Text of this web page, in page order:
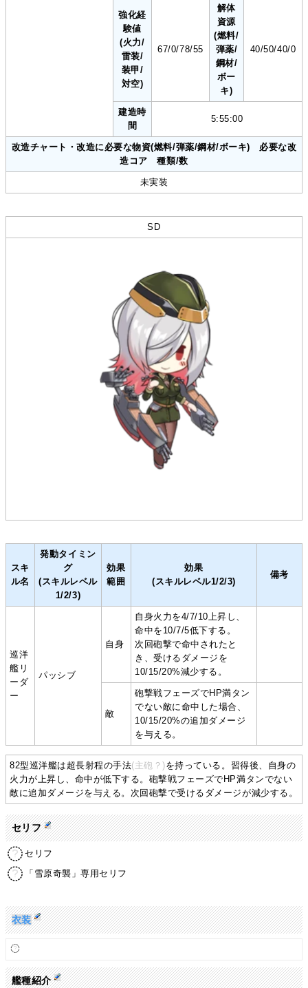
強化経
験値
(火力/
雷装/
装甲/
対空)
67/0/78/55
解体
資源
(燃料/
弾薬/
鋼材/
ボー
キ)
40/50/40/0
建造時
間
5:55:00
改造チャート・改造に必要な物資(燃料/弾薬/鋼材/ボーキ) 必要な改
造コア 種類/数
未実装
SD
スキ
ル名
発動タイミン
グ
(スキルレベル
1/2/3)
効果
範囲
効果
(スキルレベル1/2/3)
備考
巡洋
艦リ
ーダ
ー
パッシブ
自身
自身火力を4/7/10上昇し、
命中を10/7/5低下する。
次回砲撃で命中されたと
き、受けるダメージを
10/15/20%減少する。
敵
砲撃戦フェーズでHP満タン
でない敵に命中した場合、
10/15/20%の追加ダメージ
を与える。
82型巡洋艦は超長射程の手法(主砲？)を持っている。習得後、自身の
火力が上昇し、命中が低下する。砲撃戦フェーズでHP満タンでない
敵に追加ダメージを与える。次回砲撃で受けるダメージが減少する。
セリフ
セリフ
「雪原奇襲」専用セリフ
衣装
艦種紹介